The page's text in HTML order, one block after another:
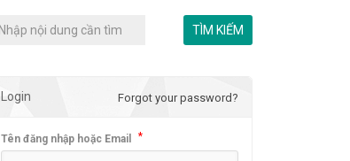
Login Forgot your password?
Tên đăng nhập hoặc Email *